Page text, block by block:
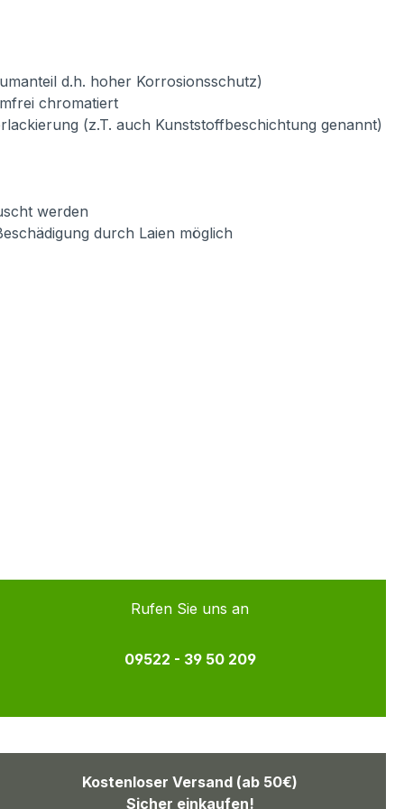
d.h. hoher Korrosionsschutz)
chromatiert
(z.T. auch Kunststoffbeschichtung genannt)
werden
durch Laien möglich
Rufen Sie uns an
09522 - 39 50 209
Kostenloser Versand (ab 50€)
Sicher einkaufen!